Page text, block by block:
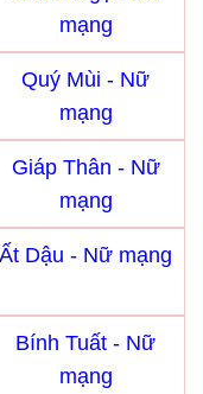
mạng
Quý Mùi - Nữ
mạng
Giáp Thân - Nữ
mạng
Ất Dậu - Nữ mạng
Bính Tuất - Nữ
mạng